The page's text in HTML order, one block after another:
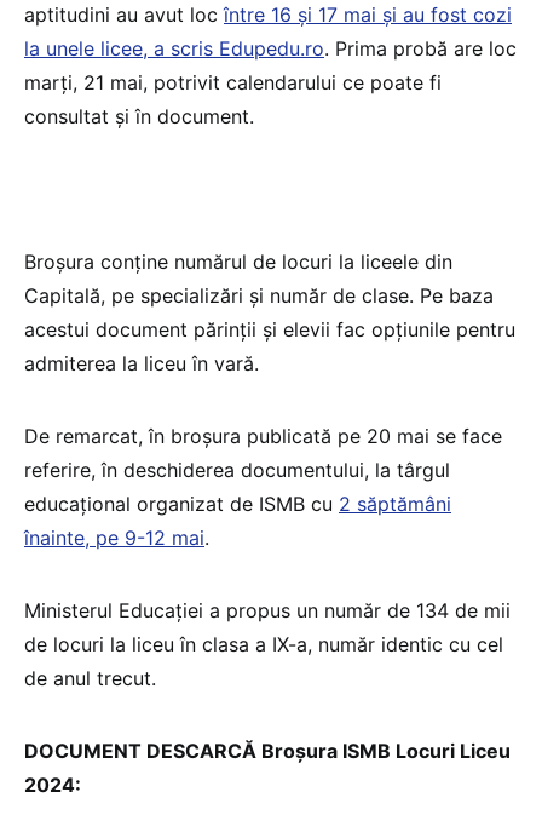
aptitudini au avut locîntre 16 și 17 mai și au fost cozi
la unele licee, a scris Edupedu.ro. Prima probă are loc
marți, 21 mai, potrivit calendarului ce poate fi
consultat și în document.
Broșura conține numărul de locuri la liceele din
Capitală, pe specializări și număr de clase. Pe baza
acestui document părinții și elevii fac opțiunile pentru
admiterea la liceu în vară.
De remarcat, în broșura publicată pe 20 mai se face
referire, în deschiderea documentului, la târgul
educațional organizat de ISMB cu 2 săptămâni
înainte, pe 9-12 mai.
Ministerul Educației a propus un număr de 134 de mii
de locuri la liceu în clasa a IX-a, număr identic cu cel
de anul trecut.
DOCUMENT DESCARCĂ Broșura ISMB Locuri Liceu
2024: